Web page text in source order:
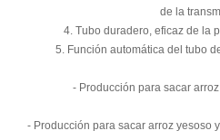
de la
4. Tubo duradero, eficaz de la
5. Función automática del tubo
- Producción para sacar
- Producción para sacar arroz yesoso